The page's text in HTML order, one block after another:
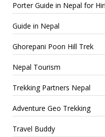
Porter Guide in Nepal for
Guide in Nepal
Ghorepani Poon Hill Trek
Nepal Tourism
Trekking Partners Nepal
Adventure Geo Trekking
Travel Buddy